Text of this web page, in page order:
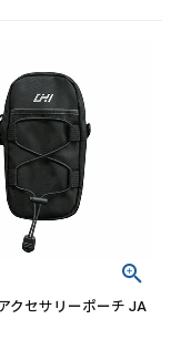
クセサリーポーチ JA